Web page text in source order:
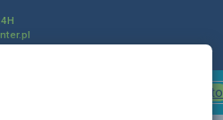
netto